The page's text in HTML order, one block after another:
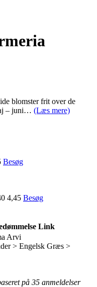
blomster frit over de
– juni… (Læs mere)
Besøg
4,45 Besøg
Link
Arvi
> Engelsk Græs >
på 35 anmeldelser